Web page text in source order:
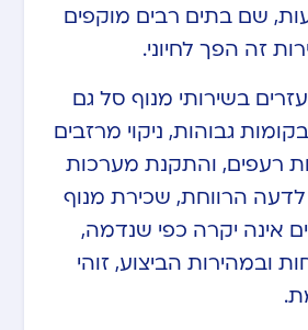
שם בתים רבים מוקפים
זה הפך לחיוני.
בשירותי מנוף סל גם
גבוהות, ניקוי מרזבים
רעפים, והתקנת מערכות
לדעה הרווחת, שכירת מנוף
אינה יקרה כפי שנדמה,
ובמהירות הביצוע, זוהי